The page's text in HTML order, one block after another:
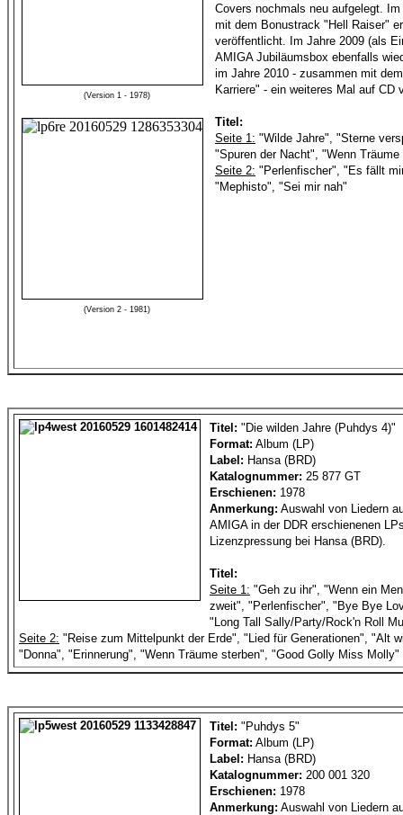
(Version 1 - 1978)
(Version 2 - 1981)
Covers nochmals neu aufgelegt.
mit dem Bonustrack "Hell Raiser"
veröffentlicht. Im Jahre 2009 (als
AMIGA Jubiläumsbox ebenfalls
im Jahre 2010 - zusammen mit
Karriere" - ein weiteres Mal auf CD
Titel:
Seite 1: "Wilde Jahre", "Sterne
"Spuren der Nacht", "Wenn Träume
Seite 2: "Perlenfischer", "Es fällt
"Mephisto", "Sei mir nah"
Titel: "Die wilden Jahre (Puhdys 4)"
Format: Album (LP)
Label: Hansa (BRD)
Katalognummer: 25 877 GT
Erschienen: 1978
Anmerkung: Auswahl von Liedern
AMIGA in der DDR erschienenen
Lizenzpressung bei Hansa (BRD).
Titel:
Seite 1: "Geh zu ihr", "Wenn ein
zweit", "Perlenfischer", "Bye Bye
"Long Tall Sally/Party/Rock'n Roll
Seite 2: "Reise zum Mittelpunkt der Erde", "Lied für Generationen", "Alt
"Donna", "Erinnerung", "Wenn Träume sterben", "Good Golly Miss Molly"
Titel: "Puhdys 5"
Format: Album (LP)
Label: Hansa (BRD)
Katalognummer: 200 001 320
Erschienen: 1978
Anmerkung: Auswahl von Liedern